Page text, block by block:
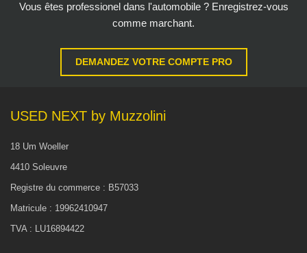
Vous êtes professionel dans l'automobile ? Enregistrez-vous
comme marchant.
DEMANDEZ VOTRE COMPTE PRO
USED NEXT by Muzzolini
18 Um Woeller
4410 Soleuvre
Registre du commerce : B57033
Matricule : 19962410947
TVA : LU16894422